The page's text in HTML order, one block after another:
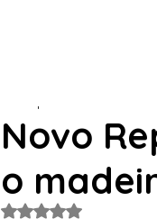
Novo
o
Avaliado com NaN de